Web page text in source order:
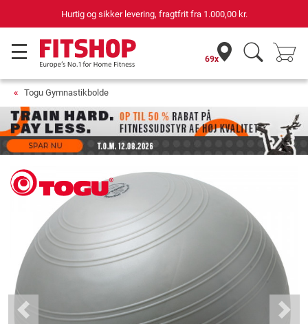
Hurtig og sikker levering, fragtfrit fra 1.000,00 kr.
69x
Togu Gymnastikbolde
Previous Next